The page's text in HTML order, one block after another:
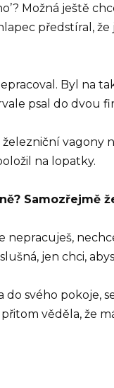
Možná ještě
předstíral,
Byl na
psal do dvou
vagony
na lopatky.
Samozřejmě
nepracuješ,
jen chci,
do svého pokoje,
věděla, že